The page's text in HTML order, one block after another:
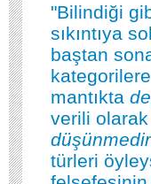
"Bilindiği
sıkıntıya
baştan
mantıkta
verili
türleri